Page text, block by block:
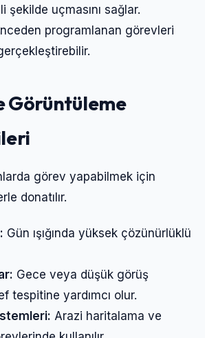
şekilde uçmasını sağlar.
programlanan görevleri
Görüntüleme
i
görev yapabilmek için
donatılır.
Gün ışığında yüksek çözünürlüklü
Gece veya düşük görüş
tespitine yardımcı olur.
Arazi haritalama ve